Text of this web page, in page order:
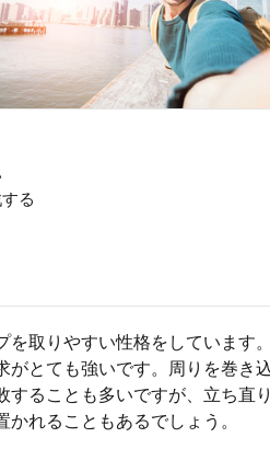
る
を取りやすい性格をしています
がとても強いです。周りを巻き
することも多いですが、立ち直
れることもあるでしょう。